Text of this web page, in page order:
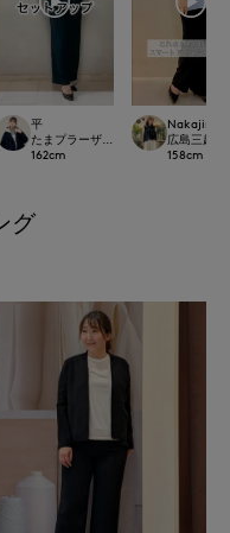
平
たまプラーザ東急I.T.'S.international
162cm
Nakajima
広島三越
158cm
グ